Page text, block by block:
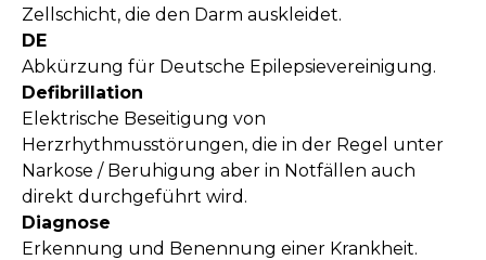
Zellschicht, die den Darm auskleidet.
DE
Abkürzung für Deutsche Epilepsievereinigung.
Defibrillation
Elektrische Beseitigung von
Herzrhythmusstörungen, die in der Regel unter
Narkose / Beruhigung aber in Notfällen auch
direkt durchgeführt wird.
Diagnose
Erkennung und Benennung einer Krankheit.